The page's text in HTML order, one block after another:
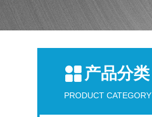
产品分类
PRODUCT CATEGORY